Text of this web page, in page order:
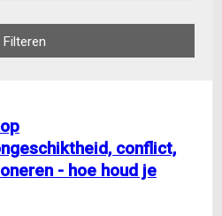
Filteren
conflict,
- hoe houd je